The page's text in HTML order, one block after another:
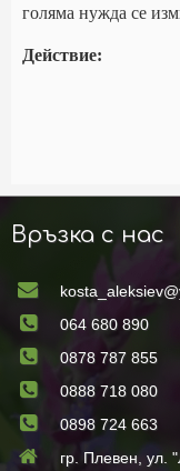
голяма нужда се
Действие:
Връзка с нас
064 680 890
0878 787 855
0888 718 080
0898 724 663
гр. Плевен, ул.